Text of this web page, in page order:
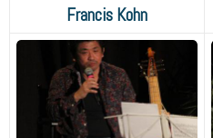
Francis Kohn